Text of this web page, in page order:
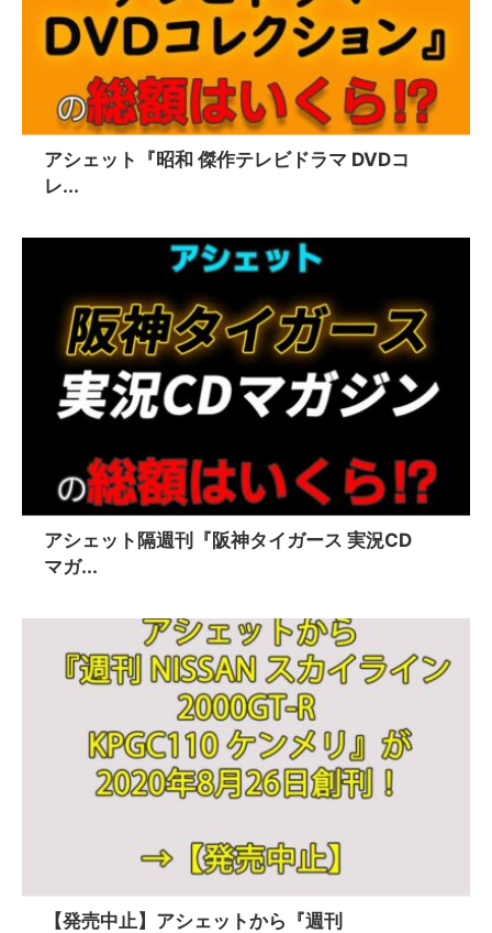
アシェット『昭和 傑作テレビドラマ DVDコ
レ...
アシェット隔週刊『阪神タイガース 実況CD
マガ...
【発売中止】アシェットから『週刊